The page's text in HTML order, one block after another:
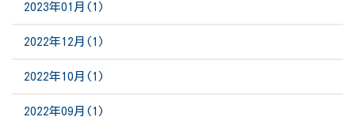
2023年01月(1)
2022年12月(1)
2022年10月(1)
2022年09月(1)